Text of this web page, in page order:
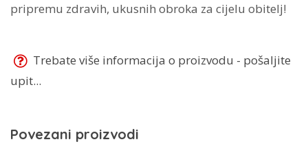
pripremu zdravih, ukusnih obroka za cijelu obitelj!
Trebate više informacija o proizvodu - pošaljite
upit...
Povezani proizvodi